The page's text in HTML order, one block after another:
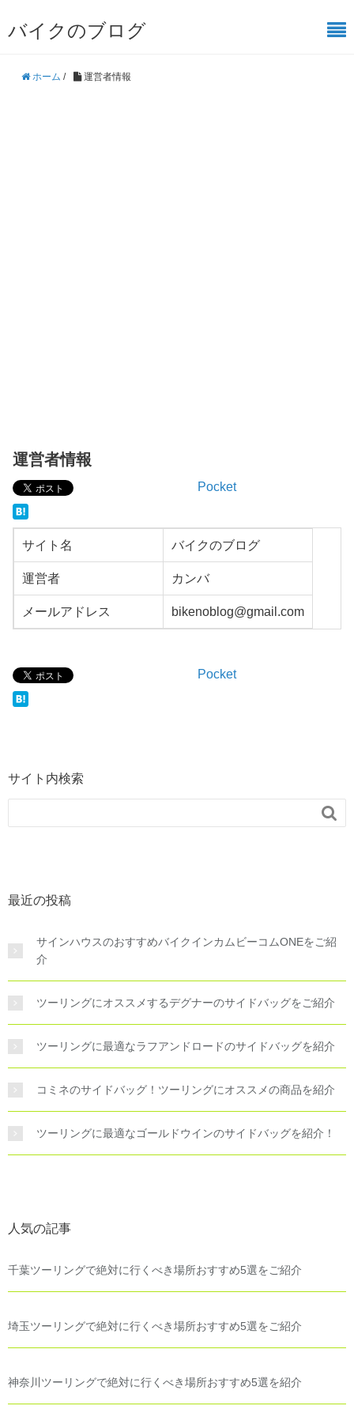
バイクのブログ
ホーム / 運営者情報
運営者情報
Pocket
サイト名 バイクのブログ
運営者 カンバ
メールアドレス bikenoblog@gmail.com
Pocket
サイト内検索

最近の投稿
サインハウスのおすすめバイクインカムビーコムONEをご紹
介
ツーリングにオススメするデグナーのサイドバッグをご紹介
ツーリングに最適なラフアンドロードのサイドバッグを紹介
コミネのサイドバッグ！ツーリングにオススメの商品を紹介
ツーリングに最適なゴールドウインのサイドバッグを紹介！
人気の記事
千葉ツーリングで絶対に行くべき場所おすすめ5選をご紹介
埼玉ツーリングで絶対に行くべき場所おすすめ5選をご紹介
神奈川ツーリングで絶対に行くべき場所おすすめ5選を紹介